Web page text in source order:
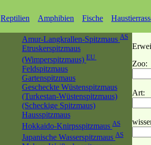
Reptilien Amphibien Fische
Amur-Langkrallen-Spitzmaus AS
Etruskerspitzmaus
(Wimperspitzmaus) EU
Feldspitzmaus
Gartenspitzmaus
Gescheckte Wüstenspitzmaus
(Turkestan-Wüstenspitzmaus)
(Scheckige Spitzmaus)
Hausspitzmaus
Hokkaido-Knirpsspitzmaus AS
Japanische Wasserspitzmaus AS
Zoo:
Art: